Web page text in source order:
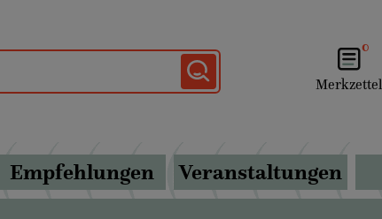
0
Merkzettel
Empfehlungen Veranstaltungen